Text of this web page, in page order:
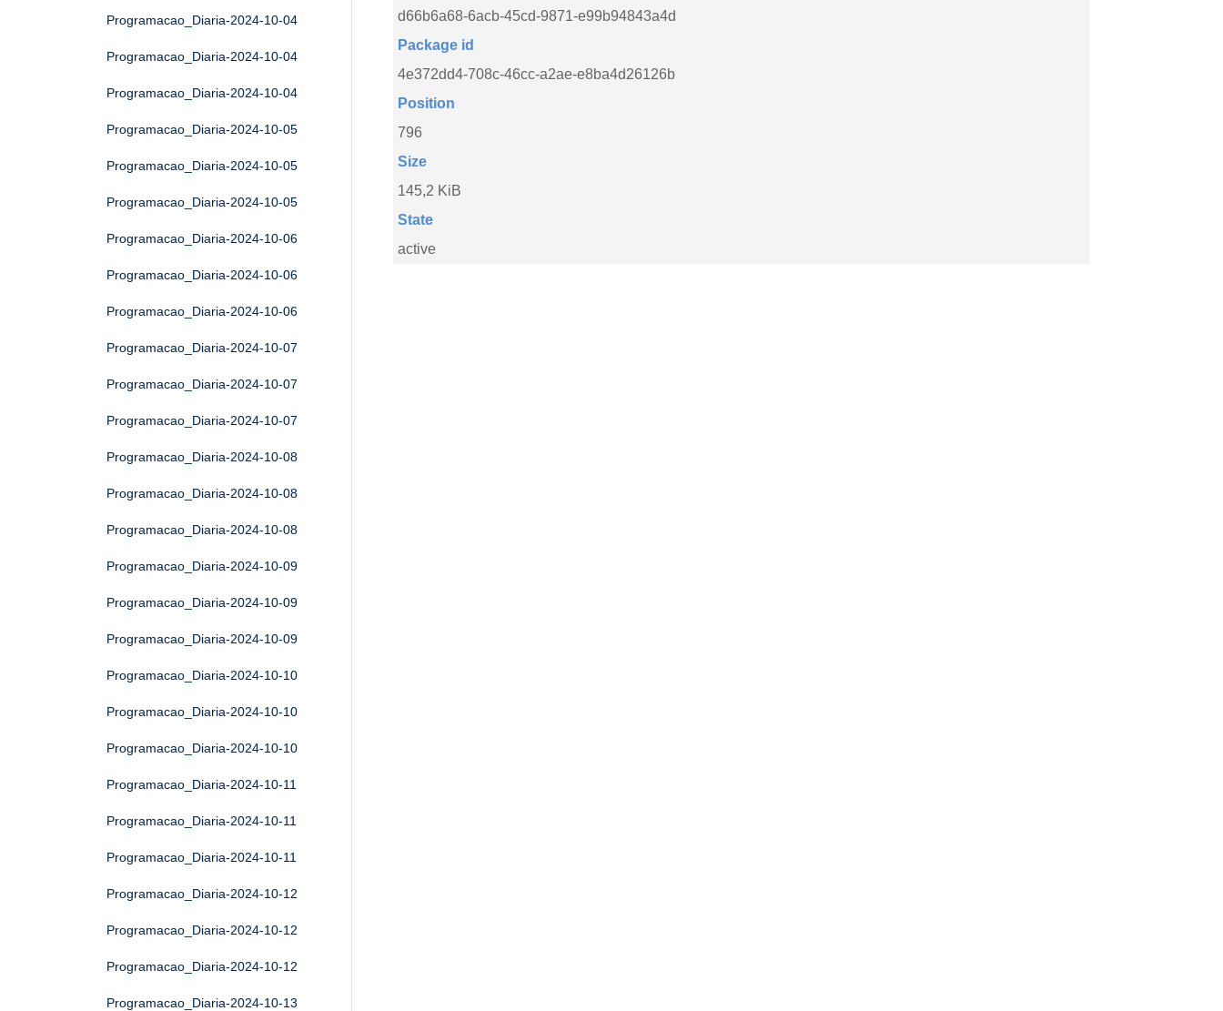
Programacao_Diaria-2024-10-04
Programacao_Diaria-2024-10-04
Programacao_Diaria-2024-10-04
Programacao_Diaria-2024-10-05
Programacao_Diaria-2024-10-05
Programacao_Diaria-2024-10-05
Programacao_Diaria-2024-10-06
Programacao_Diaria-2024-10-06
Programacao_Diaria-2024-10-06
Programacao_Diaria-2024-10-07
Programacao_Diaria-2024-10-07
Programacao_Diaria-2024-10-07
Programacao_Diaria-2024-10-08
Programacao_Diaria-2024-10-08
Programacao_Diaria-2024-10-08
Programacao_Diaria-2024-10-09
Programacao_Diaria-2024-10-09
Programacao_Diaria-2024-10-09
Programacao_Diaria-2024-10-10
Programacao_Diaria-2024-10-10
Programacao_Diaria-2024-10-10
Programacao_Diaria-2024-10-11
Programacao_Diaria-2024-10-11
Programacao_Diaria-2024-10-11
Programacao_Diaria-2024-10-12
Programacao_Diaria-2024-10-12
Programacao_Diaria-2024-10-12
Programacao_Diaria-2024-10-13
d66b6a68-6acb-45cd-9871-e99b94843a4d
Package id
4e372dd4-708c-46cc-a2ae-e8ba4d26126b
Position
796
Size
145,2 KiB
State
active